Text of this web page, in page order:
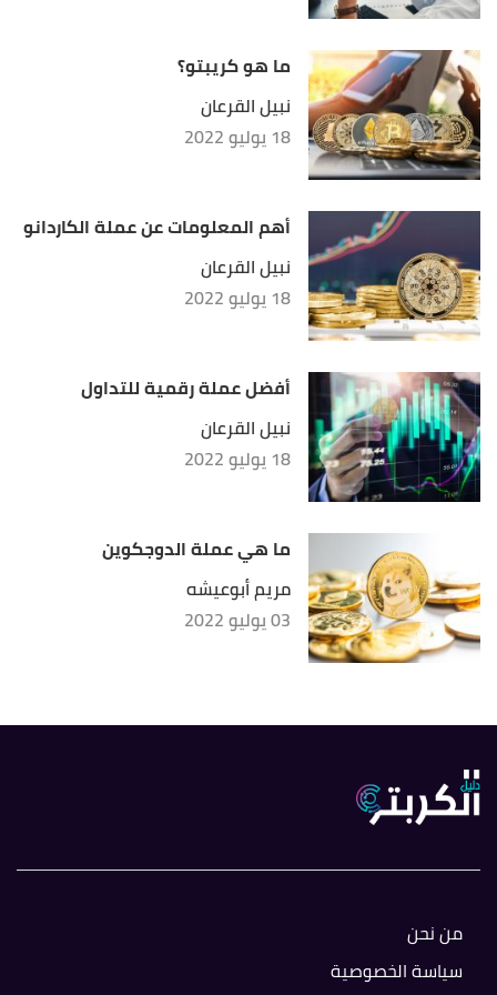
ما هو كريبتو؟
نبيل القرعان
18 يوليو 2022
أهم المعلومات عن عملة الكاردانو
نبيل القرعان
18 يوليو 2022
أفضل عملة رقمية للتداول
نبيل القرعان
18 يوليو 2022
ما هي عملة الدوجكوين
مريم أبوعيشه
03 يوليو 2022
من نحن
سياسة الخصوصية